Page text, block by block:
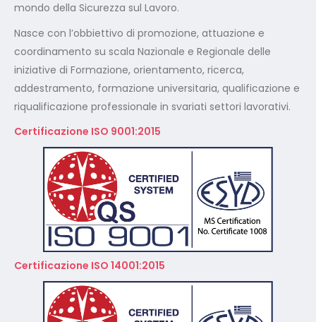
mondo della Sicurezza sul Lavoro.
Nasce con l’obbiettivo di promozione, attuazione e
coordinamento su scala Nazionale e Regionale delle
iniziative di Formazione, orientamento, ricerca,
addestramento, formazione universitaria, qualificazione e
riqualificazione professionale in svariati settori lavorativi.
Certificazione ISO 9001:2015
Certificazione ISO 14001:2015